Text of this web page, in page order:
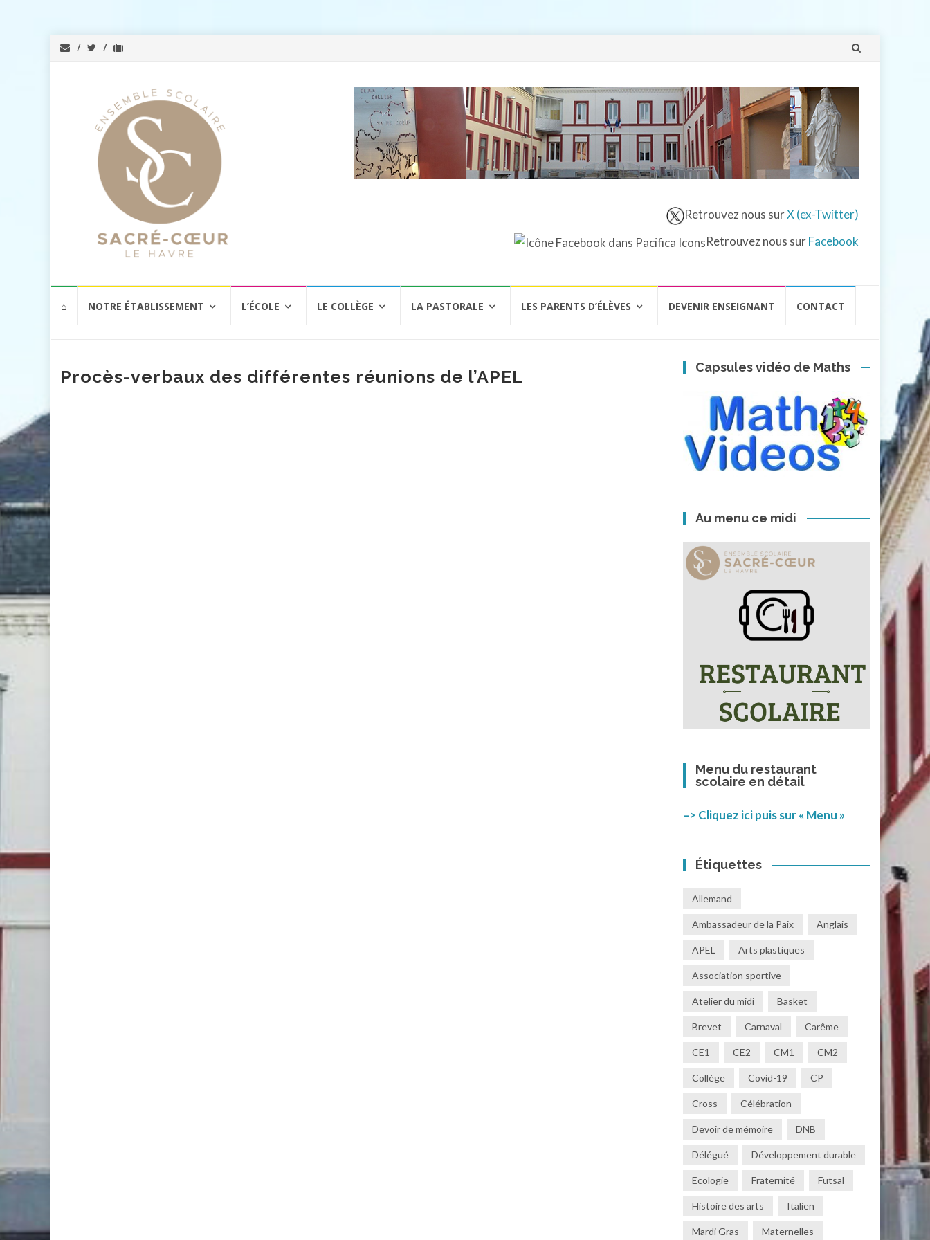
Aller
Retrouvez nous surX (ex-Twitter)
Retrouvez nous surFacebook
⌂ NOTRE ÉTABLISSEMENT L’ÉCOLE LE COLLÈGE LA PASTORALE LES PARENTS D’ÉLÈVES DEVENIR ENSEIGNANT CONTACT
Procès-verbaux des différentes réunions de l’APEL Capsules vidéo de Maths
Au menu ce midi
Menu du restaurant
scolaire en détail
–> Cliquez ici puis sur « Menu »
Étiquettes
Allemand
Ambassadeur de la Paix Anglais
APEL Arts plastiques
Association sportive
Atelier du midi Basket
Brevet Carnaval Carême
CE1 CE2 CM1 CM2
Collège Covid-19 CP
Cross Célébration
Devoir de mémoire DNB
Délégué Développement durable
Ecologie Fraternité Futsal
Histoire des arts Italien
Mardi Gras Maternelles